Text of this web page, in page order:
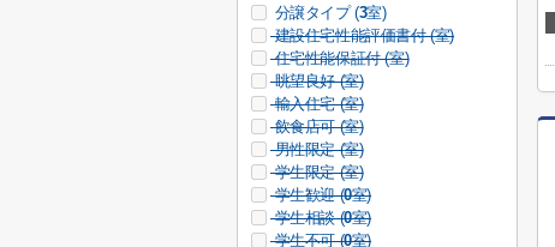
分譲タイプ (3室)
建設住宅性能評価書付 (室)
住宅性能保証付 (室)
眺望良好 (室)
輸入住宅 (室)
飲食店可 (室)
男性限定 (室)
学生限定 (室)
学生歓迎 (0室)
学生相談 (0室)
学生不可 (0室)